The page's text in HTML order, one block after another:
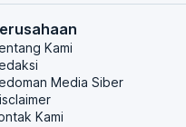
Kami
Media Siber
Kami